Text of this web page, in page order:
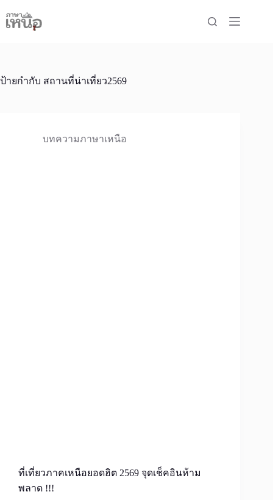
to
content
ป้ายกำกับ สถานที่น่าเที่ยว2569
บทความภาษาเหนือ
ที่เที่ยวภาคเหนือยอดฮิต 2569 จุดเช็คอินห้าม
พลาด !!!